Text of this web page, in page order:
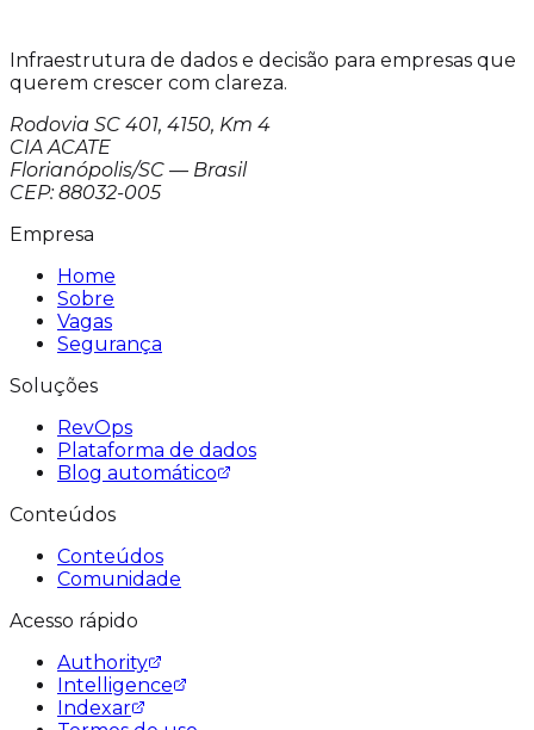
Infraestrutura de dados e decisão para empresas que
querem crescer com clareza.
Rodovia SC 401, 4150, Km 4
CIA ACATE
Florianópolis/SC — Brasil
CEP: 88032-005
Empresa
Home
Sobre
Vagas
Segurança
Soluções
RevOps
Plataforma de dados
Blog automático
Conteúdos
Conteúdos
Comunidade
Acesso rápido
Authority
Intelligence
Indexar